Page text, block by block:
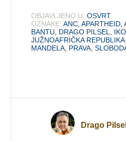
OBJAVLJENO U: OSVRT
OZNAKE: ANC,APARTHEID,
BANTU, DRAGO PILSEL,
JUŽNOAFRIČKA REPUBLIKA,
MANDELA, PRAVA,
Drago Pilsel